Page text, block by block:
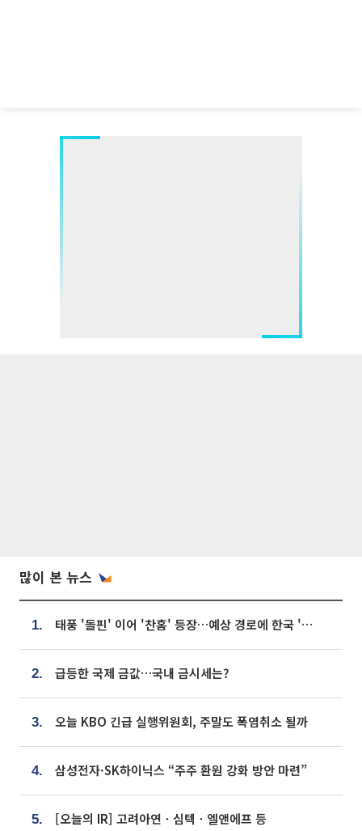
많이 본 뉴스
1. 태풍 '돌핀' 이어 '찬홈' 등장…예상 경로에 한국 '한숨'
2. 급등한 국제 금값…국내 금시세는?
3. 오늘 KBO 긴급 실행위원회, 주말도 폭염취소 될까
4. 삼성전자·SK하이닉스 “주주 환원 강화 방안 마련”
5. [오늘의 IR] 고려아연ㆍ심텍ㆍ엘앤에프 등